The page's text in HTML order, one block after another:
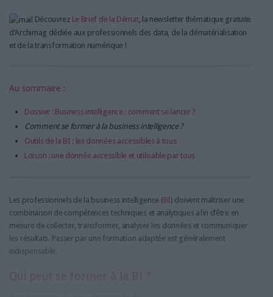
Découvrez Le Brief de la Démat, la newsletter thématique gratuite
d'Archimag dédiée aux professionnels des data, de la dématérialisation
et de la transformation numérique !
Au sommaire :
Dossier : Business intelligence : comment se lancer ?
Comment se former à la business intelligence ?
Outils de la BI : les données accessibles à tous
Loison : une donnée accessible et utilisable par tous
Les professionnels de la business intelligence (BI) doivent maîtriser une
combinaison de compétences techniques et analytiques afin d’être en
mesure de collecter, transformer, analyser les données et communiquer
les résultats. Passer par une formation adaptée est généralement
indispensable.